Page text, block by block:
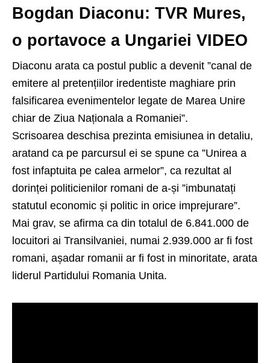
Bogdan Diaconu: TVR Mures,
o portavoce a Ungariei VIDEO
Diaconu arata ca postul public a devenit ”canal de
emitere al pretențiilor iredentiste maghiare prin
falsificarea evenimentelor legate de Marea Unire
chiar de Ziua Naționala a Romaniei”.
Scrisoarea deschisa prezinta emisiunea in detaliu,
aratand ca pe parcursul ei se spune ca ”Unirea a
fost infaptuita pe calea armelor”, ca rezultat al
dorinței politicienilor romani de a-și ”imbunatați
statutul economic și politic in orice imprejurare”.
Mai grav, se afirma ca din totalul de 6.841.000 de
locuitori ai Transilvaniei, numai 2.939.000 ar fi fost
romani, așadar romanii ar fi fost in minoritate, arata
liderul Partidului Romania Unita.